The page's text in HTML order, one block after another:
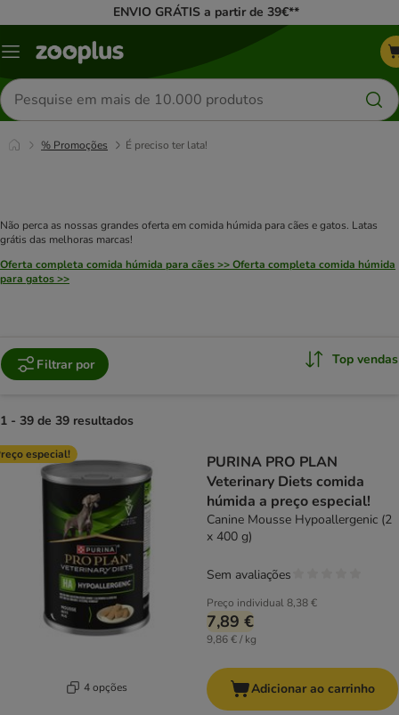
ENVIO GRÁTIS a partir de 39€**
Menu
Pesquisar
produtos
% Promoções É preciso ter lata!
Não perca as nossas grandes oferta em comida húmida para cães e gatos. Latas
grátis das melhoras marcas!
Oferta completa comida húmida para cães >>Oferta completa comida húmida
para gatos >>
Filtrar por Top vendas
1 - 39 de 39 resultados
product items have been changed
especial!
4 opções
PURINA PRO PLAN
Veterinary Diets comida
húmida a preço especial!
Canine Mousse Hypoallergenic (2
x 400 g)
Preço individual8,38 €
7,89 €
9,86 € / kg
Sem avaliações
Adicionar ao carrinho